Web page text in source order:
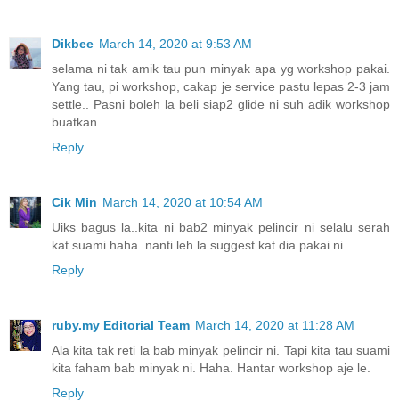
Dikbee March 14, 2020 at 9:53 AM
selama ni tak amik tau pun minyak apa yg workshop pakai.
Yang tau, pi workshop, cakap je service pastu lepas 2-3 jam
settle.. Pasni boleh la beli siap2 glide ni suh adik workshop
buatkan..
Reply
Cik Min March 14, 2020 at 10:54 AM
Uiks bagus la..kita ni bab2 minyak pelincir ni selalu serah
kat suami haha..nanti leh la suggest kat dia pakai ni
Reply
ruby.my Editorial Team March 14, 2020 at 11:28 AM
Ala kita tak reti la bab minyak pelincir ni. Tapi kita tau suami
kita faham bab minyak ni. Haha. Hantar workshop aje le.
Reply